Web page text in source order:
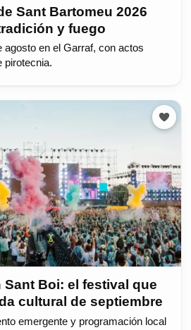
Sant Bartomeu 2026
y fuego
agosto en el Garraf, con actos
pirotecnia.
Sant Boi: el festival que
cultural de septiembre
emergente y programación local